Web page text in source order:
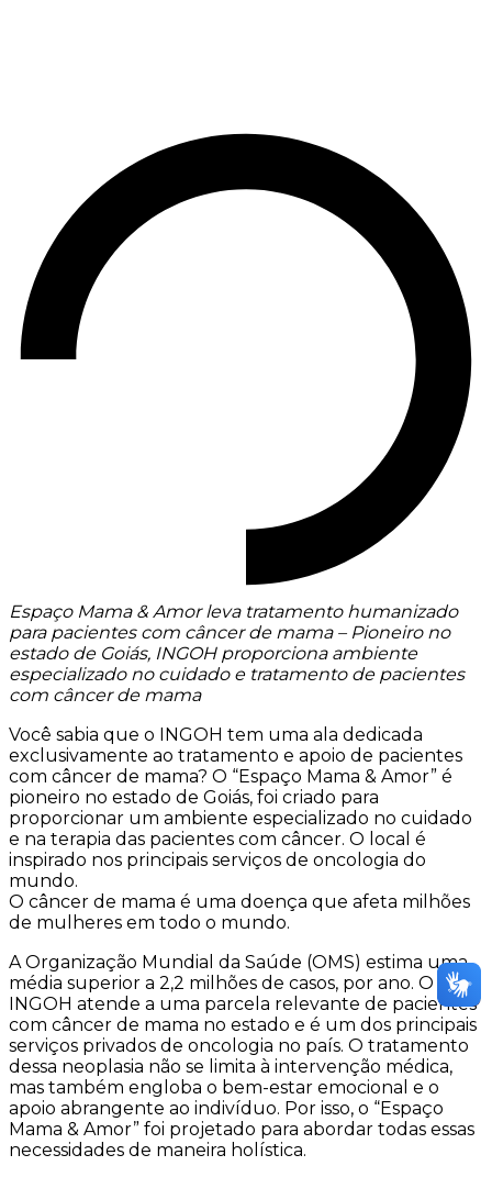
Espaço Mama & Amor leva tratamento humanizado
para pacientes com câncer de mama – Pioneiro no
estado de Goiás, INGOH proporciona ambiente
especializado no cuidado e tratamento de pacientes
com câncer de mama
Você sabia que o INGOH tem uma ala dedicada
exclusivamente ao tratamento e apoio de pacientes
com câncer de mama? O “Espaço Mama & Amor” é
pioneiro no estado de Goiás, foi criado para
proporcionar um ambiente especializado no cuidado
e na terapia das pacientes com câncer. O local é
inspirado nos principais serviços de oncologia do
mundo.
O câncer de mama é uma doença que afeta milhões
de mulheres em todo o mundo.
A Organização Mundial da Saúde (OMS) estima uma
média superior a 2,2 milhões de casos, por ano. O
INGOH atende a uma parcela relevante de pacientes
com câncer de mama no estado e é um dos principais
serviços privados de oncologia no país. O tratamento
dessa neoplasia não se limita à intervenção médica,
mas também engloba o bem-estar emocional e o
apoio abrangente ao indivíduo. Por isso, o “Espaço
Mama & Amor” foi projetado para abordar todas essas
necessidades de maneira holística.